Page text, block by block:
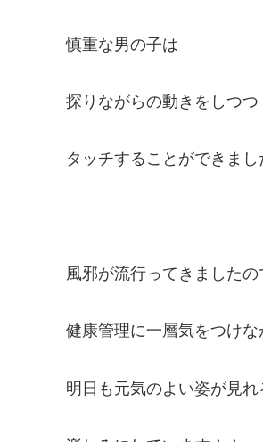
慎重な男の子は
探りながらの動きをしつつ
タッチすることができまし
風邪が流行ってきましたの
健康管理に一層気をつけな
明日も元気のよい姿が見れ